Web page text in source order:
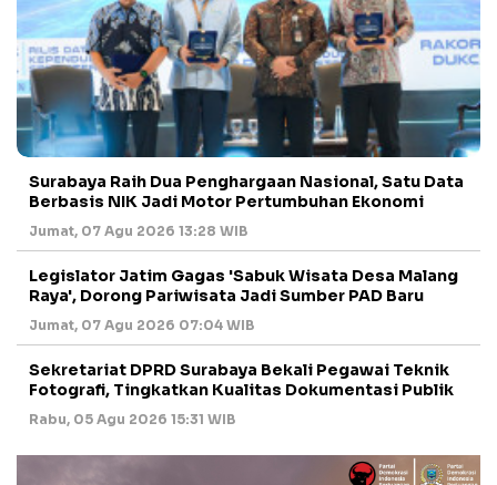
Surabaya Raih Dua Penghargaan Nasional, Satu Data
Berbasis NIK Jadi Motor Pertumbuhan Ekonomi
Jumat, 07 Agu 2026 13:28 WIB
Legislator Jatim Gagas 'Sabuk Wisata Desa Malang
Raya', Dorong Pariwisata Jadi Sumber PAD Baru
Jumat, 07 Agu 2026 07:04 WIB
Sekretariat DPRD Surabaya Bekali Pegawai Teknik
Fotografi, Tingkatkan Kualitas Dokumentasi Publik
Rabu, 05 Agu 2026 15:31 WIB